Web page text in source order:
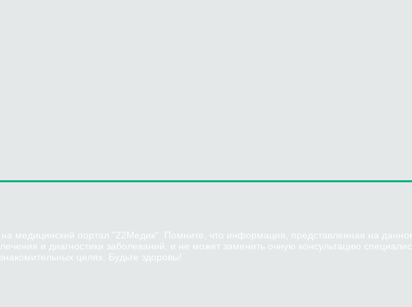
медицинский портал "22Медик". Помните, что информация, представленная на
и диагностики заболеваний, и не может заменить очную консультацию
целях. Будьте здоровы!